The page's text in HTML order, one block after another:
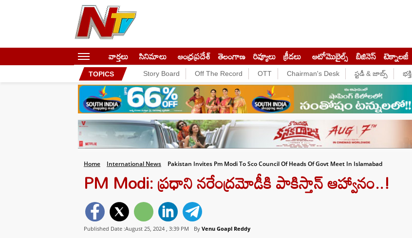
వార్తలు సినిమాలు ఆంధ్రప్రదేశ్ తెలంగాణ రివ్యూలు క్రీడలు ఆటోమొబైల్స్ బిజినెస్‌ టెక్నాలజీ
TOPICS Story Board Off The Record OTT Chairman's Desk స్టడీ & జాబ్స్ భక్తి
Home International News Pakistan Invites Pm Modi To Sco Council Of Heads Of Govt Meet In Islamabad
PM Modi: ప్రధాని నరేంద్రమోడీకి పాకిస్తాన్ ఆహ్వానం..!
Published Date :August 25, 2024 , 3:39 PM By Venu Goapl Reddy